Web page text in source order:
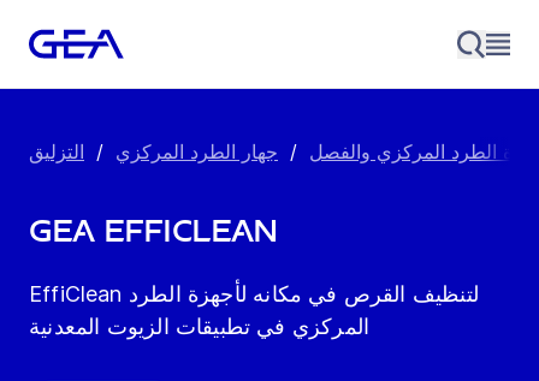
الطرد المركزي والفصل / جهار الطرد المركزي / التزليق
GEA EffiClean
EffiClean لتنظيف القرص في مكانه لأجهزة الطرد
المركزي في تطبيقات الزيوت المعدنية